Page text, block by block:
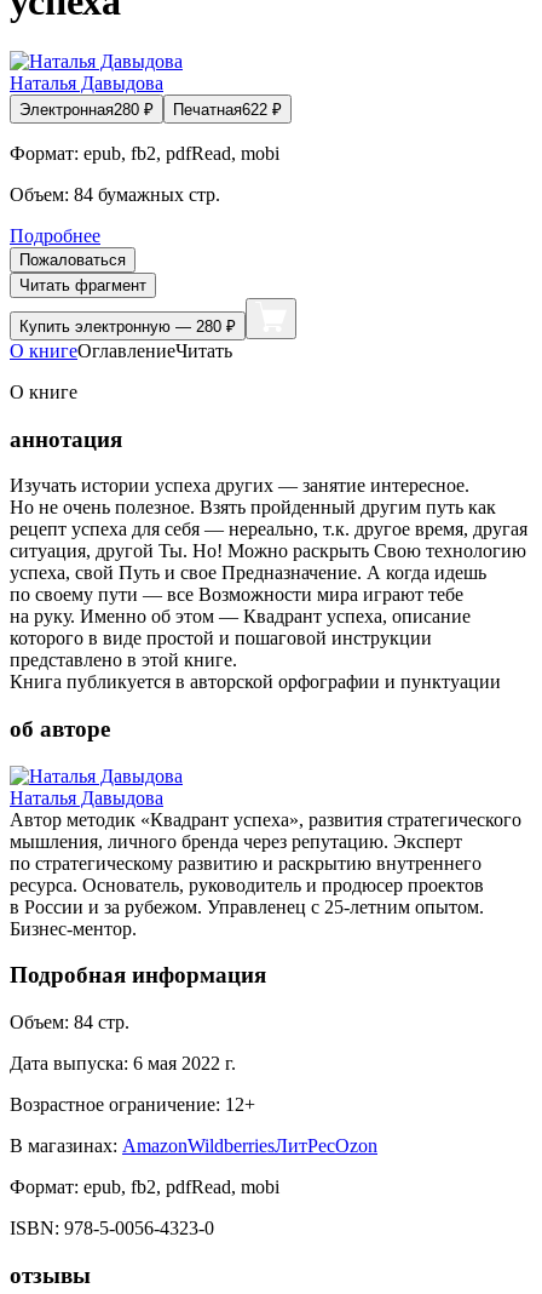
Наталья Давыдова
Электронная280 ₽ Печатная622 ₽
Формат: epub, fb2, pdfRead, mobi
Объем: 84 бумажных стр.
Подробнее
Пожаловаться
Читать фрагмент
Купить электронную — 280 ₽
О книгеОглавлениеЧитать
О книге
аннотация
Изучать истории успеха других — занятие интересное.
Но не очень полезное. Взять пройденный другим путь как
рецепт успеха для себя — нереально, т.к. другое время, другая
ситуация, другой Ты. Но! Можно раскрыть Свою технологию
успеха, свой Путь и свое Предназначение. А когда идешь
по своему пути — все Возможности мира играют тебе
на руку. Именно об этом — Квадрант успеха, описание
которого в виде простой и пошаговой инструкции
представлено в этой книге.
Книга публикуется в авторской орфографии и пунктуации
об авторе
Наталья Давыдова
Автор методик «Квадрант успеха», развития стратегического
мышления, личного бренда через репутацию. Эксперт
по стратегическому развитию и раскрытию внутреннего
ресурса. Основатель, руководитель и продюсер проектов
в России и за рубежом. Управленец с 25-летним опытом.
Бизнес-ментор.
Подробная информация
Объем: 84 стр.
Дата выпуска: 6 мая 2022 г.
Возрастное ограничение: 12+
В магазинах: AmazonWildberriesЛитРесOzon
Формат: epub, fb2, pdfRead, mobi
ISBN: 978-5-0056-4323-0
отзывы